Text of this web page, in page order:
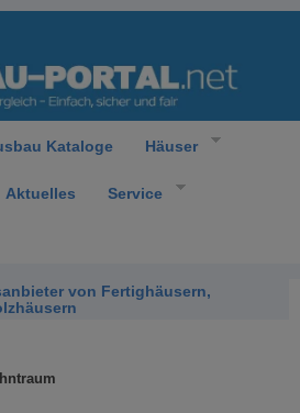
Kataloge Häuser
Aktuelles Service
von Fertighäusern,